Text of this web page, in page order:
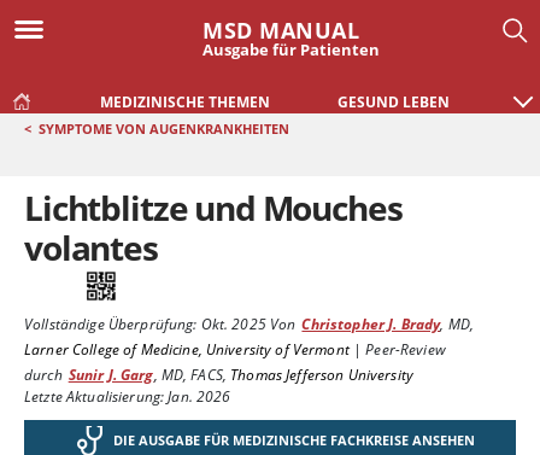
MSD MANUAL
Ausgabe für Patienten
MEDIZINISCHE THEMEN GESUND LEBEN
< SYMPTOME VON AUGENKRANKHEITEN
Lichtblitze und Mouches
volantes
Vollständige Überprüfung: Okt. 2025Von Christopher J. Brady, MD,
Larner College of Medicine, University of Vermont|Peer-Review
durch Sunir J. Garg, MD, FACS, Thomas Jefferson University
Letzte Aktualisierung: Jan. 2026
DIE AUSGABE FÜR MEDIZINISCHE FACHKREISE ANSEHEN